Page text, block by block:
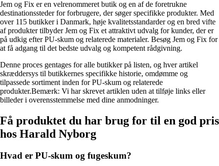
Jem og Fix er en velrenommeret butik og en af de foretrukne
destinationssteder for forbrugere, der søger specifikke produkter. Med
over 115 butikker i Danmark, høje kvalitetsstandarder og en bred vifte
af produkter tilbyder Jem og Fix et attraktivt udvalg for kunder, der er
på udkig efter PU-skum og relaterede materialer. Besøg Jem og Fix for
at få adgang til det bedste udvalg og kompetent rådgivning.
Denne proces gentages for alle butikker på listen, og hver artikel
skræddersys til butikkernes specifikke historie, omdømme og
tilpassede sortiment inden for PU-skum og relaterede
produkter.Bemærk: Vi har skrevet artiklen uden at tilføje links eller
billeder i overensstemmelse med dine anmodninger.
Få produktet du har brug for til en god pris
hos Harald Nyborg
Hvad er PU-skum og fugeskum?